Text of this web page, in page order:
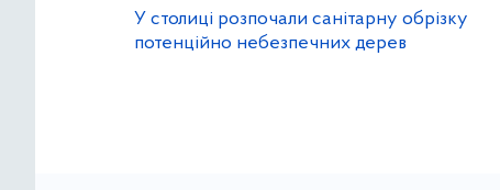
У столиці розпочали санітарну обрізку
потенційно небезпечних дерев